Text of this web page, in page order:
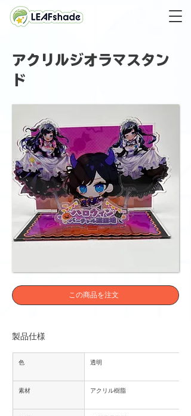
アクリルジオラマスタン
ド
この商品を注文
製品仕様
色 透明
素材 アクリル樹脂